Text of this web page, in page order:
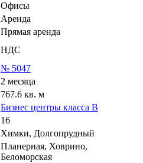
Офисы
Аренда
Прямая аренда
НДС
№ 5047
2 месяца
767.6 кв. м
Бизнес центры класса B
16
Химки, Долгопрудный
Планерная, Ховрино,
Беломорская